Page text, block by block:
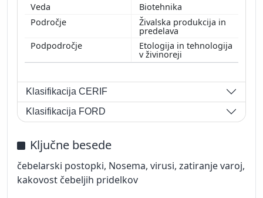
Biotehnika
Živalska produkcija in
predelava
Etologija in tehnologija
v živinoreji
Klasifikacija CERIF
Klasifikacija FORD
Ključne besede
čebelarski postopki, Nosema, virusi, zatiranje varoj,
kakovost čebeljih pridelkov